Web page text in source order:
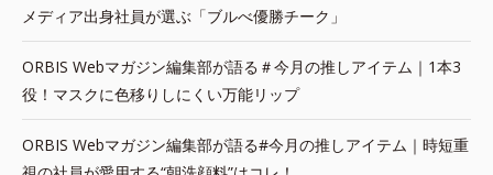
メディア出身社員が選ぶ「ブルべ優勝チーク」
ORBIS Webマガジン編集部が語る＃今月の推しアイテム｜1本3
役！マスクに色移りしにくい万能リップ
ORBIS Webマガジン編集部が語る#今月の推しアイテム｜時短重